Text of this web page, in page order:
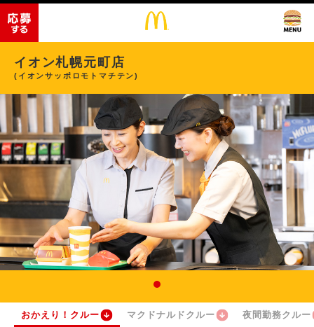
イオン札幌元町店
(イオンサッポロモトマチテン)
おかえり！クルー マクドナルドクルー 夜間勤務クルー